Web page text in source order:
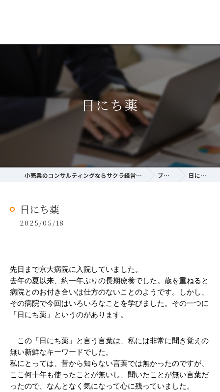
日にち薬
小売業のコンサルティングならサクラ経営研究所 ブログ 日にち薬
日にち薬
2025/05/18
先日まで京大病院に入院していました。
去年の夏以来、約一年ぶりの長期療養でした。歳を重ねると
病院とのお付き合いは仕方のないことのようです。しかし、
その病院で今回はいろいろなことを学びました。その一つに
「日にち薬」というのがあります。
この「日にち薬」と言う言葉は、私には非常に聞き覚えの
無い新鮮なキーワードでした。
私にとっては、昔から知らない言葉では無かったのですが、
ここ何十年も使ったことが無いし、聞いたことが無い言葉だ
ったので、なんとなく気になって心に残っていました。